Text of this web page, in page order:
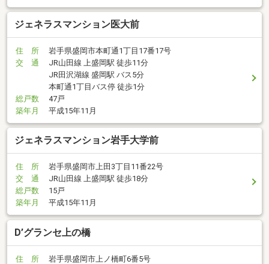
ジェネラスマンション医大前
住 所
岩手県盛岡市本町通1丁目17番17号
交 通
JR山田線 上盛岡駅 徒歩11分
JR田沢湖線 盛岡駅 バス5分
本町通1丁目バス停 徒歩1分
総戸数
47戸
築年月
平成15年11月
ジェネラスマンション岩手大学前
住 所
岩手県盛岡市上田3丁目11番22号
交 通
JR山田線 上盛岡駅 徒歩18分
総戸数
15戸
築年月
平成15年11月
D’グランセ上の橋
住 所
岩手県盛岡市上ノ橋町6番5号